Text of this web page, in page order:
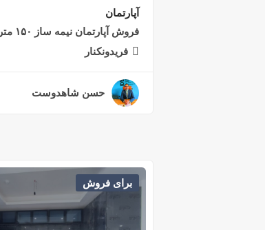
آپارتمان
فروش آپارتمان نیمه ساز ۱۵۰ متری در فریدونکنار
فریدونکنار
حسن شاهدوست
برای فروش